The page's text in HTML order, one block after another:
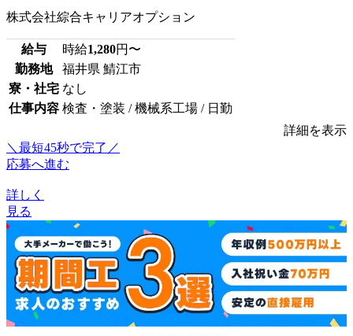
株式会社綜合キャリアオプション
給与 時給1,280円〜
勤務地
福井県 鯖江市
寮・社宅 なし
仕事内容 検査・塗装 / 機械系工場 / 日勤
詳細を表示
＼最短45秒で完了／
応募へ進む
詳しく
見る